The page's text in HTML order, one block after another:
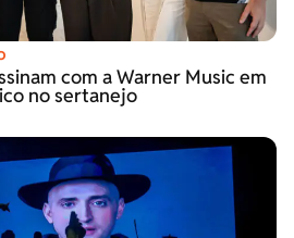
com a Warner Music em
no sertanejo